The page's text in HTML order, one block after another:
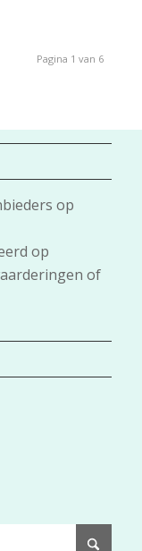
Pagina 1 van 6
op
of